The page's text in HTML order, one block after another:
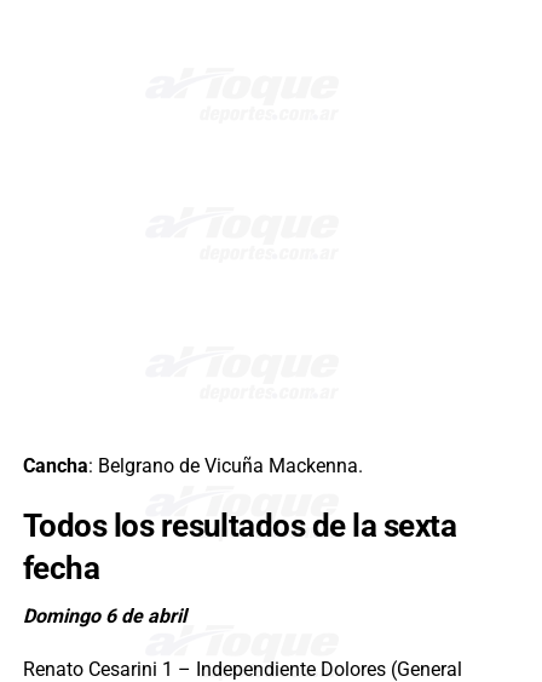
Cancha: Belgrano de Vicuña Mackenna.
Todos los resultados de la sexta
fecha
Domingo 6 de abril
Renato Cesarini 1 – Independiente Dolores (General